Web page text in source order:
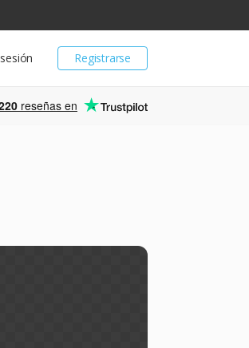
Registrarse
reseñas en